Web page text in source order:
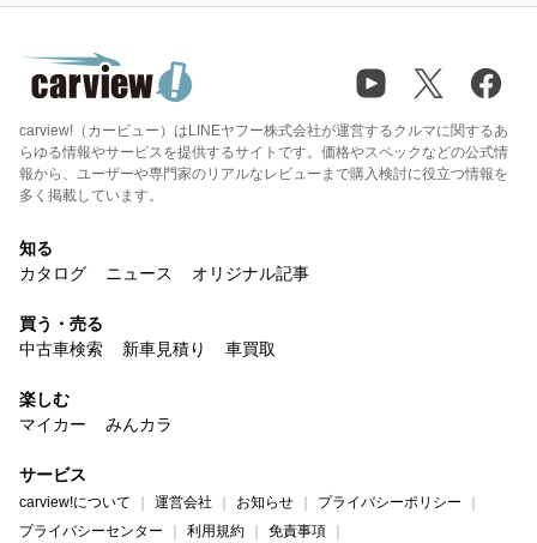
carview!（カービュー）はLINEヤフー株式会社が運営するクルマに関するあ
らゆる情報やサービスを提供するサイトです。価格やスペックなどの公式情
報から、ユーザーや専門家のリアルなレビューまで購入検討に役立つ情報を
多く掲載しています。
知る
カタログ
ニュース オリジナル記事
買う・売る
中古車検索
新車見積り 車買取
楽しむ
マイカー
みんカラ
サービス
carview!について 運営会社 お知らせ
プライバシーポリシー
プライバシーセンター
利用規約 免責事項